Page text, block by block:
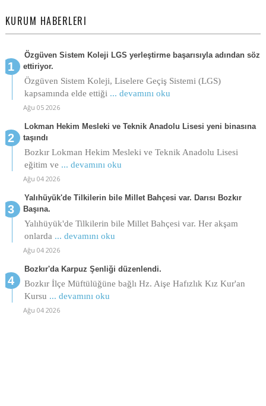
KURUM HABERLERI
Özgüven Sistem Koleji LGS yerleştirme başarısıyla adından söz
ettiriyor.
Özgüven Sistem Koleji, Liselere Geçiş Sistemi (LGS)
kapsamında elde ettiği ... devamını oku
Ağu 05 2026
Lokman Hekim Mesleki ve Teknik Anadolu Lisesi yeni binasına
taşındı
Bozkır Lokman Hekim Mesleki ve Teknik Anadolu Lisesi
eğitim ve ... devamını oku
Ağu 04 2026
Yalıhüyük'de Tilkilerin bile Millet Bahçesi var. Darısı Bozkır
Başına.
Yalıhüyük'de Tilkilerin bile Millet Bahçesi var. Her akşam
onlarda ... devamını oku
Ağu 04 2026
Bozkır'da Karpuz Şenliği düzenlendi.
Bozkır İlçe Müftülüğüne bağlı Hz. Aişe Hafızlık Kız Kur'an
Kursu ... devamını oku
Ağu 04 2026